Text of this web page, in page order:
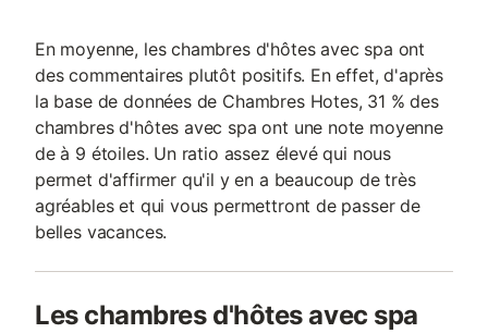
En moyenne, les chambres d'hôtes avec spa ont
des commentaires plutôt positifs. En effet, d'après
la base de données de Chambres Hotes, 31 % des
chambres d'hôtes avec spa ont une note moyenne
de à 9 étoiles. Un ratio assez élevé qui nous
permet d'affirmer qu'il y en a beaucoup de très
agréables et qui vous permettront de passer de
belles vacances.
Les chambres d'hôtes avec spa